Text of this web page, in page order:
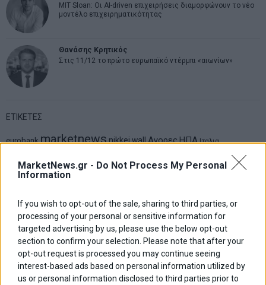
MarketNews.gr - Do Not Process My Personal
Information
If you wish to opt-out of the sale, sharing to third parties, or
processing of your personal or sensitive information for
targeted advertising by us, please use the below opt-out
section to confirm your selection. Please note that after your
opt-out request is processed you may continue seeing
interest-based ads based on personal information utilized by
us or personal information disclosed to third parties prior to
MIT Sloan: Οι AI-driven επιχειρήσεις διαμορφώνουν το νέο
μοντέλο επιχειρηματικότητας
Θανάσης Κρητικός
Στις 11/12 το πρώτο ευρωπαϊκό ντέρμπι «αιωνίων»
ΕΤΙΚΕΤΕΣ
eurobank marketnewsnikkeiwallΑγορεςΗΠΑ Ιταλια
γερμανια
διαπραγματευση δντ εκλογες ελλαδα
χρηματιστηριαευρωπη ηπακορωνοιος κοσμος κρουσματα
κυριακος μητσοτακης μεταρρυθμισεις μετρα μητσοτακης νδ
οικονομια ομολογα πετρελαιο πληθωρισμος ρωσια
συριζατουρκια τραπεζες τσιπρας χρεος χρηματιστηριο